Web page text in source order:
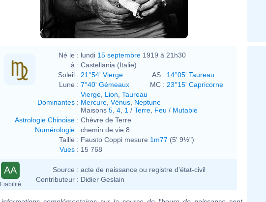
Né le : lundi 15 septembre 1919 à 21h30
à : Castellania (Italie)
Soleil : 21°54' Vierge AS : 14°05' Taureau
Lune : 7°40' Gémeaux MC : 23°15' Capricorne
Dominantes :
Vierge Lion Taureau
Mercure Vénus Neptune
Maisons 5 4 1 / Terre Feu / Mutable
Astrologie Chinoise : Chèvre de Terre
Numérologie : chemin de vie 8
Taille : Fausto Coppi mesure 1m77 (5' 9½")
Vues : 15 768
AA
Fiabilité
Source : acte de naissance ou registre d'état-civil
Contributeur : Didier Geslain